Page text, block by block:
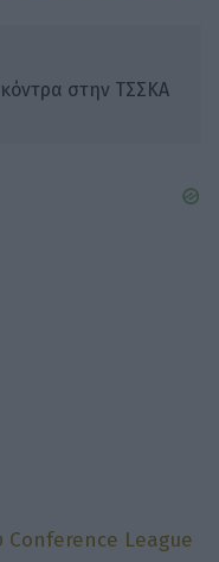
στην ΤΣΣΚΑ